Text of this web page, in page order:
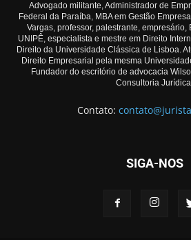
Advogado militante, Administrador de
Federal da Paraíba, MBA em Gestão
Vargas, professor, palestrante,
UNIPÊ, especialista e mestre em Direito
Direito da Universidade Clássica de Lisboa.
Direito Empresarial pela mesma
Fundador do escritório de advocacia
Consultoria
Contato:
SIGA-NOS